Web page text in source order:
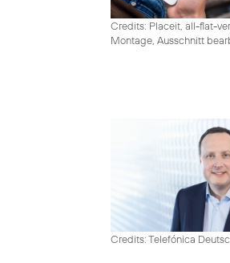
Credits: Placeit, all-flat-
Montage, Ausschnitt
Credits: Telefónica